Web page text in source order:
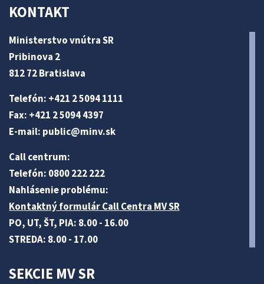
KONTAKT
Ministerstvo vnútra SR
Pribinova 2
812 72 Bratislava
Telefón: +421 2 5094 1111
Fax: +421 2 5094 4397
E-mail: public@minv.sk
Call centrum:
Telefón: 0800 222 222
Nahlásenie problému:
Kontaktný formulár Call Centra MV SR
PO, UT, ŠT, PIA: 8.00 - 16.00
STREDA: 8.00 - 17.00
SEKCIE MV SR